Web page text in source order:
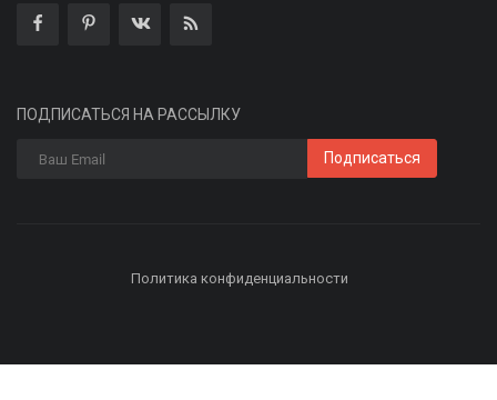
ПОДПИСАТЬСЯ НА РАССЫЛКУ
Подписаться
Политика конфиденциальности